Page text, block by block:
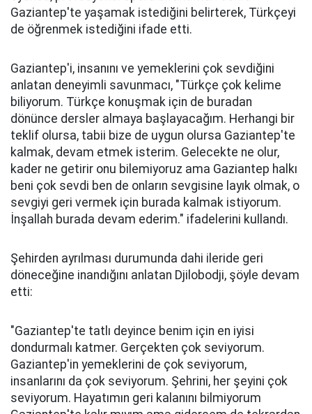
Gaziantep'te yaşamak istediğini belirterek, Türkçeyi
de öğrenmek istediğini ifade etti.
Gaziantep'i, insanını ve yemeklerini çok sevdiğini
anlatan deneyimli savunmacı, "Türkçe çok kelime
biliyorum. Türkçe konuşmak için de buradan
dönünce dersler almaya başlayacağım. Herhangi bir
teklif olursa, tabii bize de uygun olursa Gaziantep'te
kalmak, devam etmek isterim. Gelecekte ne olur,
kader ne getirir onu bilemiyoruz ama Gaziantep halkı
beni çok sevdi ben de onların sevgisine layık olmak, o
sevgiyi geri vermek için burada kalmak istiyorum.
İnşallah burada devam ederim." ifadelerini kullandı.
Şehirden ayrılması durumunda dahi ileride geri
döneceğine inandığını anlatan Djilobodji, şöyle devam
etti:
"Gaziantep'te tatlı deyince benim için en iyisi
dondurmalı katmer. Gerçekten çok seviyorum.
Gaziantep'in yemeklerini de çok seviyorum,
insanlarını da çok seviyorum. Şehrini, her şeyini çok
seviyorum. Hayatımın geri kalanını bilmiyorum